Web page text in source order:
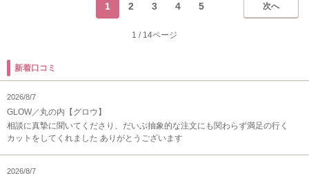
次へ
1 2 3 4 5
1 / 14ページ
新着口コミ
2026/8/7
GLOW／丸の内【グロウ】
相談に真摯に聞いてくださり、だいぶ抽象的な注文にも関わらず満足の行く
カットをしてくれました ありがとうございます
2026/8/7